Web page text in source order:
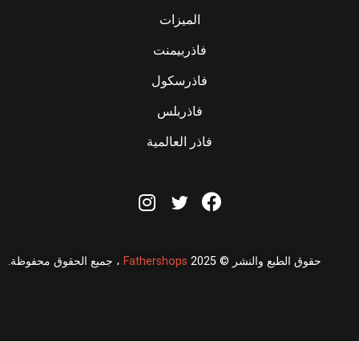
الميزات
فاذربيمنت
فاذرسكول
فاذربلس
فاذر العالمية
حقوق الطبع والنشر © 2025 Fathershops ، جميع الحقوق محفوظة.